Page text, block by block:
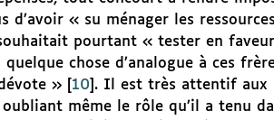
d’avoir « su ménager les
pourtant « tester en faveur
quelque chose d’analogue à ces
»[ 10 . Il est très attentif aux
même le rôle qu’il a tenu